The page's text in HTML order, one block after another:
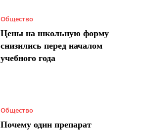
Общество
Цены на школьную форму
снизились перед началом
учебного года
Общество
Почему один препарат